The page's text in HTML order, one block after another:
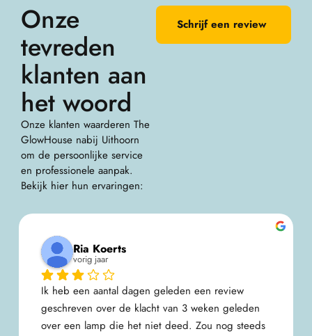
Onze
tevreden
klanten aan
het woord
Onze klanten waarderen The
GlowHouse nabij Uithoorn
om de persoonlijke service
en professionele aanpak.
Bekijk hier hun ervaringen:
Schrijf een review
Solange de Goeij
vorig jaar
Geen tot slechte service, onkundig personeel en
de aanbiedingen zijn met zoveel randvoorwaarden
dat de lol er snel af is.Inmiddels zijn de